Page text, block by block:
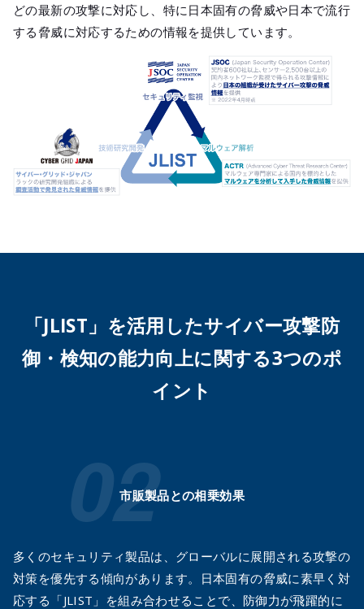
どの最新の攻撃に対応し、特に日本固有の脅威や日本で流行
する脅威に対応するための情報を提供しています。
「JLIST」を活用したサイバー攻撃防
御・検知の能力向上に関する3つのポ
イント
市販製品との相乗効果
多くのセキュリティ製品は、グローバルに展開される攻撃の
対策を優先する傾向があります。日本固有の脅威に素早く対
応する「JLIST」を組み合わせることで、防御力が飛躍的に